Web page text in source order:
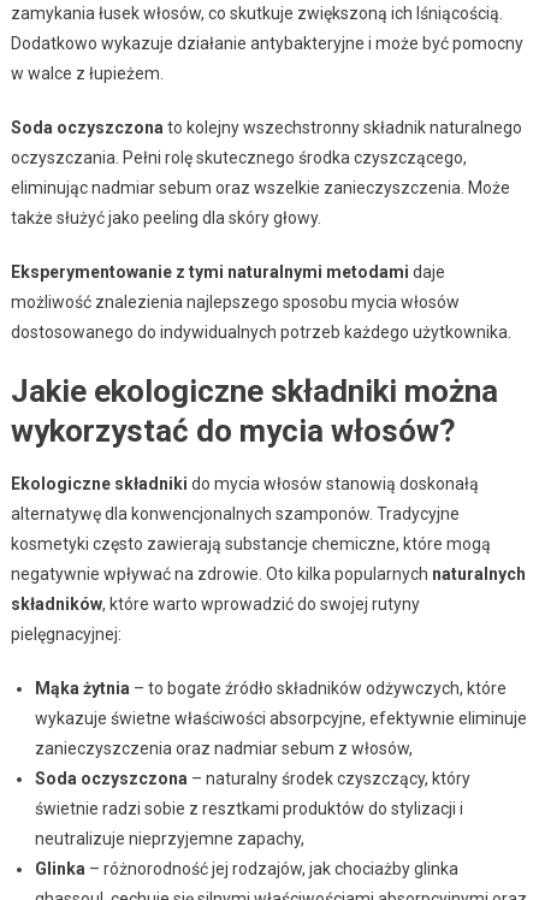
zamykania łusek włosów, co skutkuje zwiększoną ich lśniącością.
Dodatkowo wykazuje działanie antybakteryjne i może być pomocny
w walce z łupieżem.
Soda oczyszczona to kolejny wszechstronny składnik naturalnego
oczyszczania. Pełni rolę skutecznego środka czyszczącego,
eliminując nadmiar sebum oraz wszelkie zanieczyszczenia. Może
także służyć jako peeling dla skóry głowy.
Eksperymentowanie z tymi naturalnymi metodami daje
możliwość znalezienia najlepszego sposobu mycia włosów
dostosowanego do indywidualnych potrzeb każdego użytkownika.
Jakie ekologiczne składniki można
wykorzystać do mycia włosów?
Ekologiczne składniki do mycia włosów stanowią doskonałą
alternatywę dla konwencjonalnych szamponów. Tradycyjne
kosmetyki często zawierają substancje chemiczne, które mogą
negatywnie wpływać na zdrowie. Oto kilka popularnych naturalnych
składników, które warto wprowadzić do swojej rutyny
pielęgnacyjnej:
Mąka żytnia – to bogate źródło składników odżywczych, które
wykazuje świetne właściwości absorpcyjne, efektywnie eliminuje
zanieczyszczenia oraz nadmiar sebum z włosów,
Soda oczyszczona – naturalny środek czyszczący, który
świetnie radzi sobie z resztkami produktów do stylizacji i
neutralizuje nieprzyjemne zapachy,
Glinka – różnorodność jej rodzajów, jak chociażby glinka